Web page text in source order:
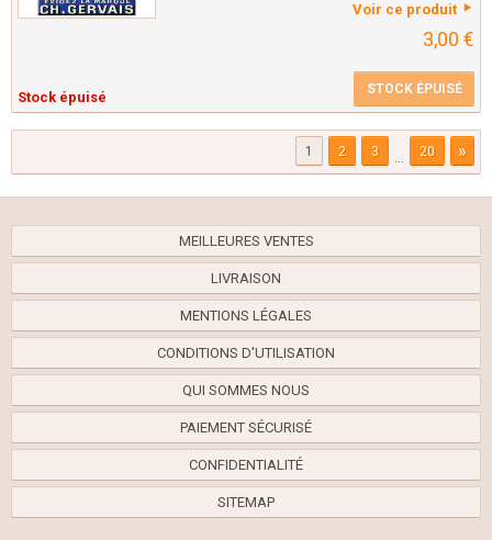
Voir ce produit
3,00 €
Stock épuisé STOCK ÉPUISÉ
1 2 3 ... 20 »
MEILLEURES VENTES
LIVRAISON
MENTIONS LÉGALES
CONDITIONS D'UTILISATION
QUI SOMMES NOUS
PAIEMENT SÉCURISÉ
CONFIDENTIALITÉ
SITEMAP